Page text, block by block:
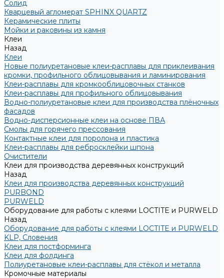
Солид
Кварцевый агломерат SPHINX QUARTZ
Керамические плиты
Мойки и раковины из камня
Клеи
Назад
Клеи
Новые полиуретановые клеи-расплавы для приклеивания
кромки, профильного облицовывания и ламинирования
Клеи-расплавы для кромкооблицовочных станков
Клеи-расплавы для профильного облицовывания
Водно-полиуретановые клеи для производства плёночных
фасадов
Водно-дисперсионные клеи на основе ПВА
Смолы для горячего прессования
Контактные клеи для поролона и пластика
Клеи-расплавы для ребросклейки шпона
Очистители
Клеи для производства деревянных конструкций
Назад
Клеи для производства деревянных конструкций
PURBOND
PURWELD
Оборудование для работы с клеями LOCTITE и PURWELD
Назад
Оборудование для работы с клеями LOCTITE и PURWELD
KLP, Словения
Клеи для постформинга
Клеи для фолдинга
Полиуретановые клеи-расплавы для стёкол и металла
Кромочные материалы